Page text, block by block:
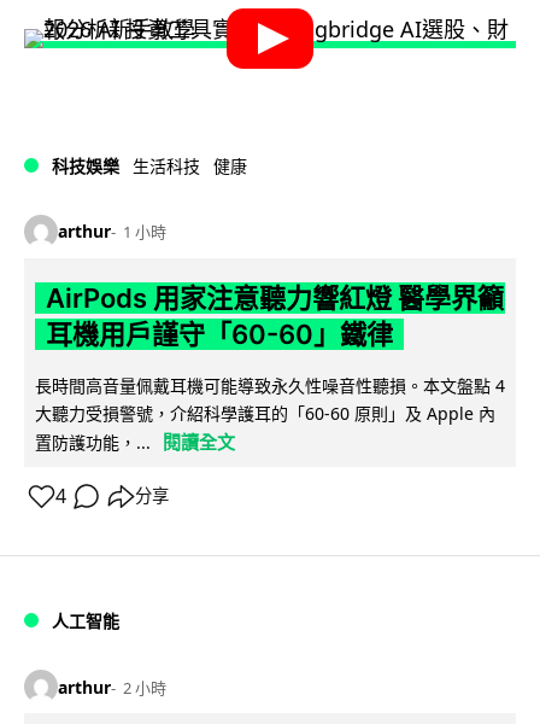
科技娛樂 生活科技 健康
arthur 1 小時
AirPods 用家注意聽力響紅燈 醫學界籲
耳機用戶謹守「60-60」鐵律
長時間高音量佩戴耳機可能導致永久性噪音性聽損。本文盤點 4
大聽力受損警號，介紹科學護耳的「60-60 原則」及 Apple 內
置防護功能，...
閱讀全文
4 分享
人工智能
arthur 2 小時